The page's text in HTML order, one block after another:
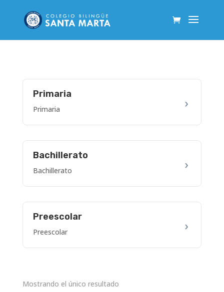
Primaria
Primaria
Bachillerato
Bachillerato
Preescolar
Preescolar
Mostrando el único resultado